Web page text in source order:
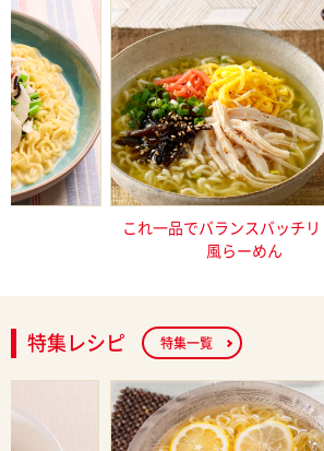
これ一品でバランスバッチ
風らーめん
特集レシピ 特集一覧